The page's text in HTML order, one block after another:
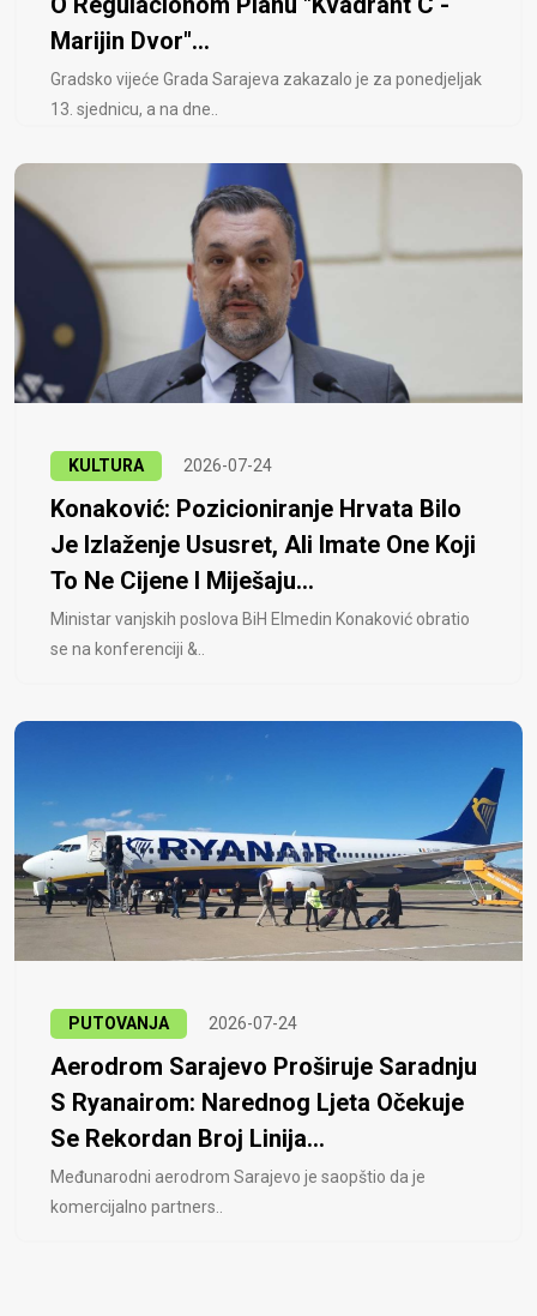
Marijin Dvor"...
Gradsko vijeće Grada Sarajeva zakazalo je za ponedjeljak
13. sjednicu, a na dne..
KULTURA 2026-07-24
Konaković: Pozicioniranje Hrvata Bilo
Je Izlaženje Ususret, Ali Imate One Koji
To Ne Cijene I Miješaju...
Ministar vanjskih poslova BiH Elmedin Konaković obratio
se na konferenciji &..
PUTOVANJA 2026-07-24
Aerodrom Sarajevo Proširuje Saradnju
S Ryanairom: Narednog Ljeta Očekuje
Se Rekordan Broj Linija...
Međunarodni aerodrom Sarajevo je saopštio da je
komercijalno partners..